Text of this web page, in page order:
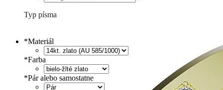
Typ písma
*Materiál
*Farba
*Pár alebo samostatne